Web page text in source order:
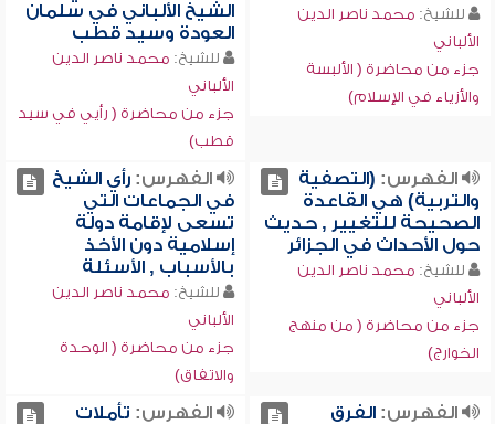
للشيخ: محمد ناصر الدين
الألباني
جزء من محاضرة ( الألبسة
والأزياء في الإسلام)
الشيخ الألباني في سلمان
العودة وسيد قطب
للشيخ: محمد ناصر الدين
الألباني
جزء من محاضرة ( رأيي في سيد
قطب)
الفهرس: (التصفية
والتربية) هي القاعدة
الصحيحة للتغيير , حديث
حول الأحداث في الجزائر
للشيخ: محمد ناصر الدين
الألباني
جزء من محاضرة ( من منهج
الخوارج)
الفهرس:رأي الشيخ
في الجماعات التي
تسعى لإقامة دولة
إسلامية دون الأخذ
بالأسباب , الأسئلة
للشيخ: محمد ناصر الدين
الألباني
جزء من محاضرة ( الوحدة
والاتفاق)
الفهرس:الفرق
الفهرس: تأملات